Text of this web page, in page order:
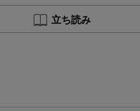
立ち読み